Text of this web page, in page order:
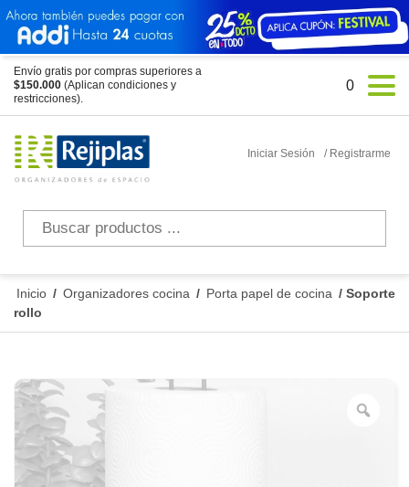
Envío gratis por compras superiores a
$150.000 (Aplican condiciones y
restricciones).
Búsqueda
productos
Iniciar Sesión / Registrarme
0
Inicio / Organizadores cocina / Porta papel de cocina / Soporte
rollo